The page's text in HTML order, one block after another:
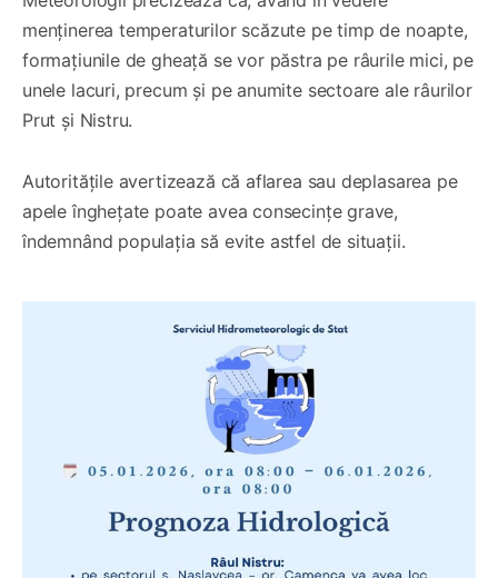
menținerea temperaturilor scăzute pe timp de noapte,
formațiunile de gheață se vor păstra pe râurile mici, pe
unele lacuri, precum și pe anumite sectoare ale râurilor
Prut și Nistru.
Autoritățile avertizează că aflarea sau deplasarea pe
apele înghețate poate avea consecințe grave,
îndemnând populația să evite astfel de situații.